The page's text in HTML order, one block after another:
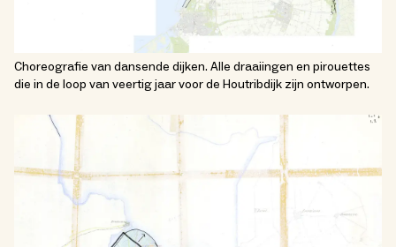
Choreografie van dansende dijken. Alle draaiingen en pirouettes
die in de loop van veertig jaar voor de Houtribdijk zijn ontworpen.